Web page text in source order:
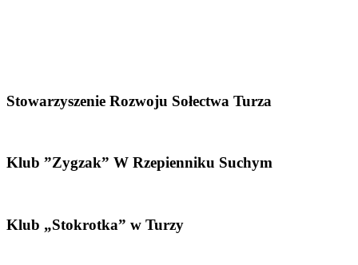
Stowarzyszenie Rozwoju Sołectwa Turza
Klub ”Zygzak” W Rzepienniku Suchym
Klub „Stokrotka” w Turzy